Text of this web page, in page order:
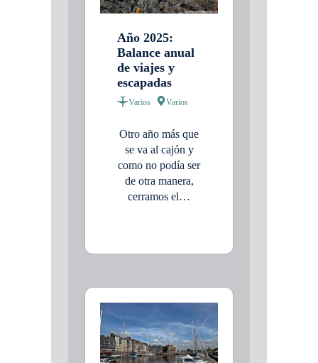
Año 2025:
Balance anual
de viajes y
escapadas
Varios Varios
Otro año más que
se va al cajón y
como no podía ser
de otra manera,
cerramos el…